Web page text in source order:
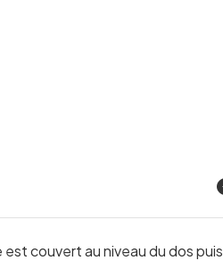
couvert au niveau du dos puis